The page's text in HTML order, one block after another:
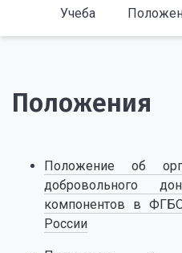
Учеба
Положения
Положение об
добровольного
компонентов в
России